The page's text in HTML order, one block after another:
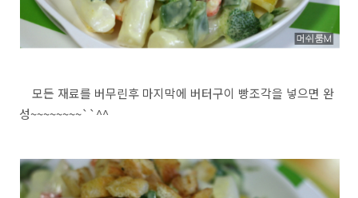
모든 재료를 버무린후 마지막에 버터구이 빵조각을 넣으면 완
성~~~~~~~~``^^